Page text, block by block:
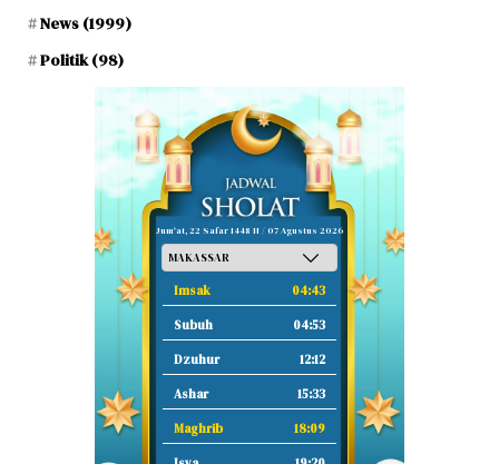
News (1999)
Politik(98)
Jum'at, 22 Safar 1448 H / 07 Agustus 2026
Imsak 04:43
Subuh 04:53
Dzuhur 12:12
Ashar 15:33
Maghrib 18:09